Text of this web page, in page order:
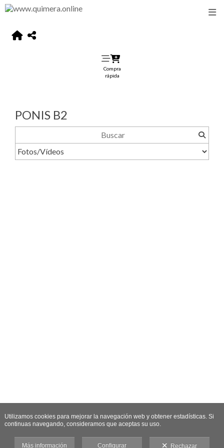
Compra
rápida
PONIS B2
Utilizamos cookies para mejorar la navegación web y obtener estadísticas. Si
continuas navegando, consideramos que aceptas su uso.
Más información Configurar Rechazar